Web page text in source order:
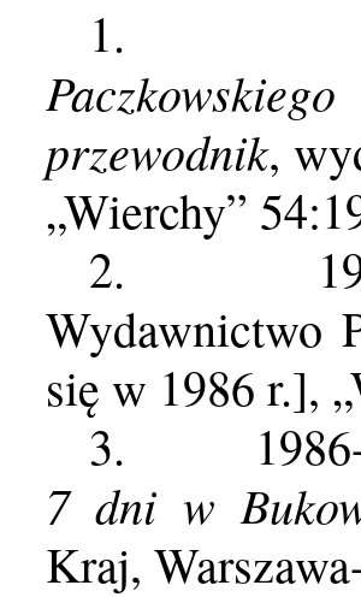
1.
Paczkowskiego
przewodnik,
„Wierchy”
2.
Wydawnictwo
się w 1986 r.],
3.
7 dni w
Kraj,